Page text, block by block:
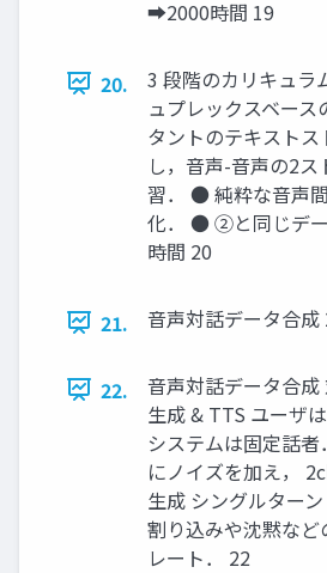
➡2000時間 19
20.
3 段階のカリキュ
ュプレックスベー
タントのテキスト
し，音声-音声の2ス
習． ● 純粋な音声
化． ● ②と同じデ
時間 20
21. 音声対話データ合成
22.
音声対話データ合成
生成 & TTS ユーザ
システムは固定話
にノイズを加え，
生成 シングルターン
割り込みや沈黙など
レート． 22